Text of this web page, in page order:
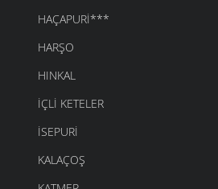
HAÇAPURI***
HARŞO
HINKAL
İÇLI KETELER
İSEPURI
KALAÇOŞ